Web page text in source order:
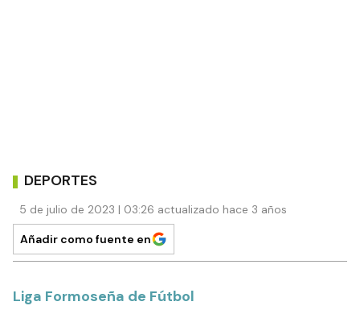
DEPORTES
5 de julio de 2023 | 03:26 actualizado hace 3 años
Añadir como fuente en
Liga Formoseña de Fútbol